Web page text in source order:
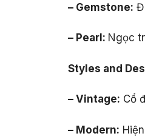
– Gemstone:
– Pearl: Ngọc
Styles and
– Vintage: Cổ
– Modern: